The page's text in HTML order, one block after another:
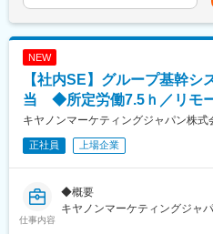
業務の魅力：前職はお客様に
◆出張有無
不定期で国内・海外出張あり
◆休出有無
原則なし。ただし、システム
変更の範囲：会社の定める業務
け、一部メンバーのマネジメ
【具体的な業務（ミッション
・開発推進チームのマネジメ
・開発フェーズにおける基幹
ネジメント
・ビジネスプロセスを事業部
NEW
【社内SE】グループ基幹シ
当 ◆所定労働7.5ｈ／リモ
キヤノンマーケティングジャパン株式
正社員 上場企業
仕事内容
◆概要
キヤノンマーケティングジャ